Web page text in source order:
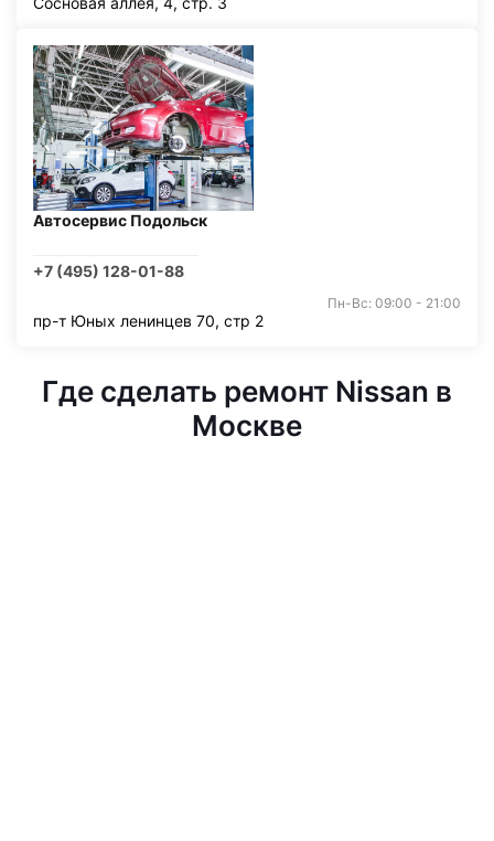
Автосервис Подольск
+7 (495) 128-01-88
Пн-Вс: 09:00 - 21:00
пр-т Юных ленинцев 70, стр 2
Где сделать ремонт Nissan в
Москве